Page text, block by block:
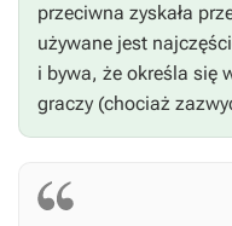
przeciwna zyskała
używane jest
i bywa, że określa się
graczy (chociaż